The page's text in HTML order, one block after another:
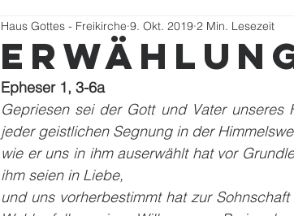
Haus Gottes - Freikirche 9. Okt. 2019 2 Min. Lesezeit
Epheser 1, 3-6a
Gepriesen sei der Gott und Vater
jeder geistlichen Segnung in der
wie er uns in ihm auserwählt hat vor
ihm seien in Liebe,
und uns vorherbestimmt hat zur